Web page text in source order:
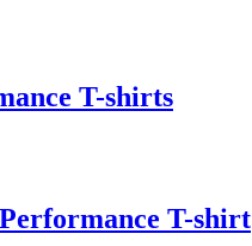
T-shirts
T-shirt